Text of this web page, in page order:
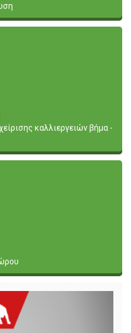
καλλιεργειών βήμα -